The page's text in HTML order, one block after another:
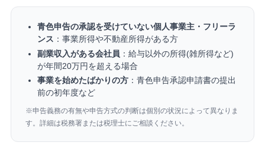
青色申告の承認を受けていない個人事業主・フリーラ
ンス ：事業所得や不動産所得がある方
副業収入がある会社員 ：給与以外の所得(雑所得など)
が年間20万円を超える場合
事業を始めたばかりの方：青色申告承認申請書の提出
前の初年度など
※申告義務の有無や申告方式の判断は個別の状況によって異なりま
す。詳細は税務署または税理士にご相談ください。